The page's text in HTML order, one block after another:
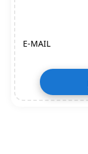
E-MAIL